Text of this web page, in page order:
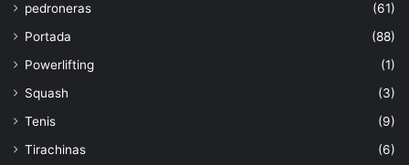
pedroneras
(61)
Portada
(88)
Powerlifting
(1)
Squash
(3)
Tenis
(9)
Tirachinas
(6)